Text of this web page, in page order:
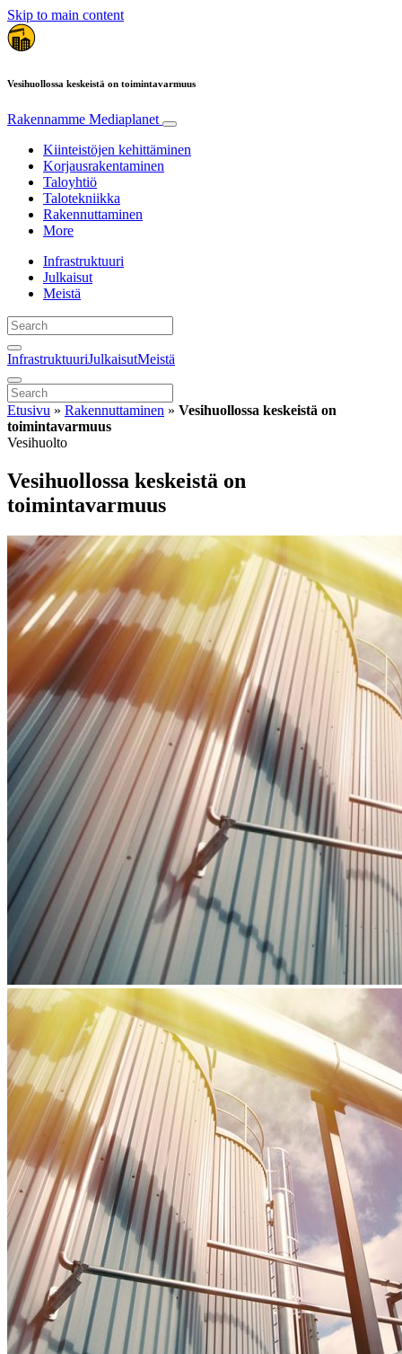
Skip to main content
Vesihuollossa keskeistä on toimintavarmuus
Rakennamme Mediaplanet
Kiinteistöjen kehittäminen
Korjausrakentaminen
Taloyhtiö
Talotekniikka
Rakennuttaminen
More
Infrastruktuuri
Julkaisut
Meistä
InfrastruktuuriJulkaisutMeistä
Etusivu » Rakennuttaminen » Vesihuollossa keskeistä on
toimintavarmuus
Vesihuolto
Vesihuollossa keskeistä on
toimintavarmuus